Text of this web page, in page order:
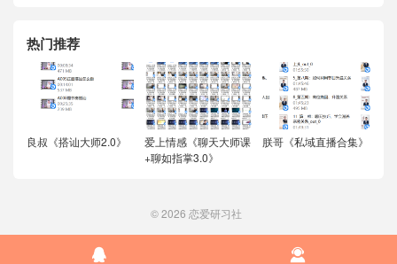
热门推荐
良叔《搭讪大师2.0》
爱上情感《聊天大师课
+聊如指掌3.0》
朕哥《私域直播合集》
© 2026 恋爱研习社
 